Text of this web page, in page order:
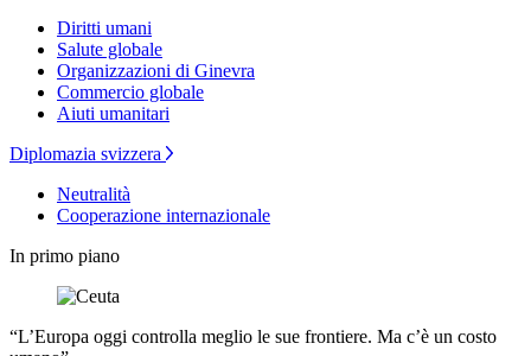
Diritti umani
Salute globale
Organizzazioni di Ginevra
Commercio globale
Aiuti umanitari
Diplomazia svizzera
Neutralità
Cooperazione internazionale
In primo piano
“L’Europa oggi controlla meglio le sue frontiere. Ma c’è un costo